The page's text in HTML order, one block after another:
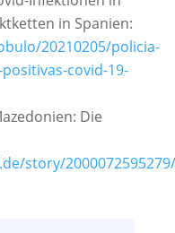
in Spanien:
20210205/policia-
covid-19-
Die
story/